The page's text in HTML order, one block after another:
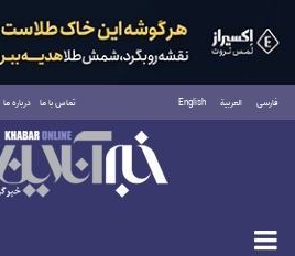
فارسی العربية English تماس با ما درباره ما
یکشنبه ۱۸ مرداد ۱۴۰۵